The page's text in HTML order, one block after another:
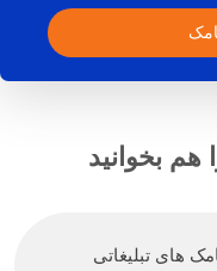
هم بخوانید